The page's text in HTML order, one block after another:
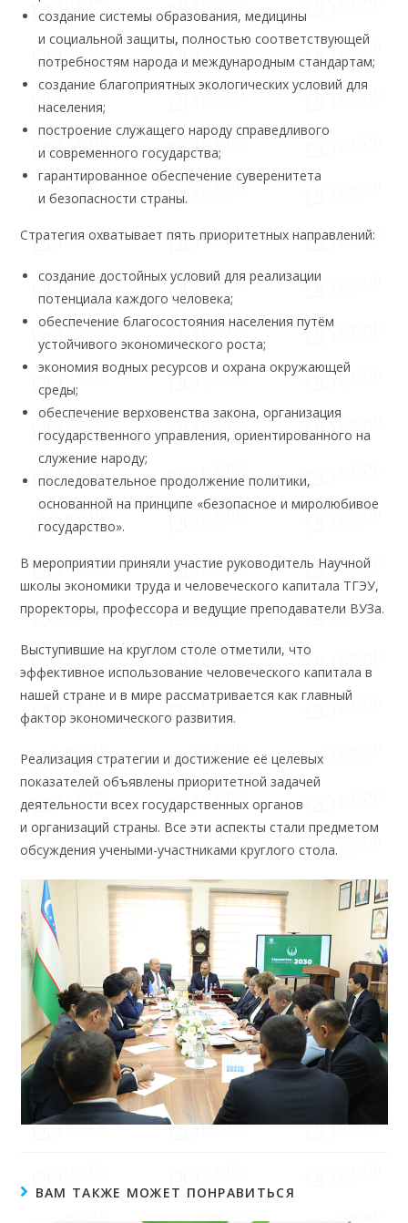
создание системы образования, медицины
и социальной защиты, полностью соответствующей
потребностям народа и международным стандартам;
создание благоприятных экологических условий для
населения;
построение служащего народу справедливого
и современного государства;
гарантированное обеспечение суверенитета
и безопасности страны.
Стратегия охватывает пять приоритетных направлений:
создание достойных условий для реализации
потенциала каждого человека;
обеспечение благосостояния населения путём
устойчивого экономического роста;
экономия водных ресурсов и охрана окружающей
среды;
обеспечение верховенства закона, организация
государственного управления, ориентированного на
служение народу;
последовательное продолжение политики,
основанной на принципе «безопасное и миролюбивое
государство».
В мероприятии приняли участие руководитель Научной
школы экономики труда и человеческого капитала ТГЭУ,
проректоры, профессора и ведущие преподаватели ВУЗа.
Выступившие на круглом столе отметили, что
эффективное использование человеческого капитала в
нашей стране и в мире рассматривается как главный
фактор экономического развития.
Реализация стратегии и достижение её целевых
показателей объявлены приоритетной задачей
деятельности всех государственных органов
и организаций страны. Все эти аспекты стали предметом
обсуждения учеными-участниками круглого стола.
ВАМ ТАКЖЕ МОЖЕТ ПОНРАВИТЬСЯ